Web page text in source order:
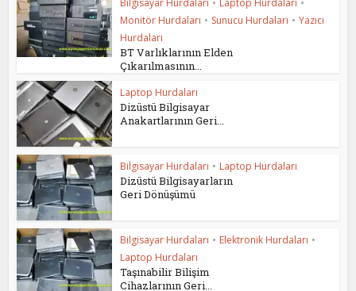
Bilgisayar Hurdaları • Laptop Hurdaları •
Monitör Hurdaları • Sunucu Hurdaları • Yazıcı
Hurdaları
BT Varlıklarının Elden
Çıkarılmasının...
Laptop Hurdaları
Dizüstü Bilgisayar
Anakartlarının Geri...
Bilgisayar Hurdaları • Laptop Hurdaları
Dizüstü Bilgisayarların
Geri Dönüşümü
Bilgisayar Hurdaları • Elektronik Hurdaları •
Laptop Hurdaları
Taşınabilir Bilişim
Cihazlarının Geri...